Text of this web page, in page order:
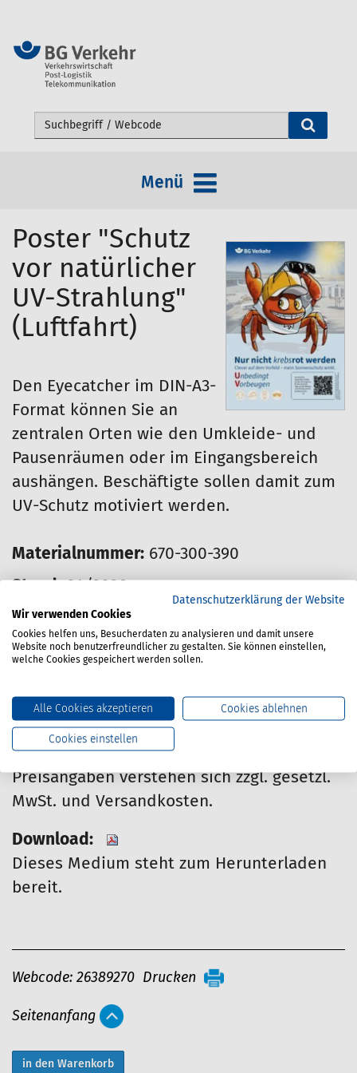
Webseite durchsuchen
Menü
Poster "Schutz
vor natürlicher
UV-Strahlung"
(Luftfahrt)
Den Eyecatcher im DIN-A3-
Format können Sie an
zentralen Orten wie den Umkleide- und
Pausenräumen oder im Eingangsbereich
aushängen. Beschäftigte sollen damit zum
UV-Schutz motiviert werden.
Materialnummer: 670-300-390
Stand: 04/2026
Preis für Mitglieder:
0.00 Euro
Dieser Artikel kann nur von Mitgliedern
bestellt werden.
Preisangaben verstehen sich zzgl. gesetzl.
MwSt. und Versandkosten.
Download:
Dieses Medium steht zum Herunterladen
bereit.
A
t
i
Webcode: 26389270 Drucken
Seitenanfang
Datenschutzerklärung der Website
Wir verwenden Cookies
Cookies helfen uns, Besucherdaten zu analysieren und damit unsere
Website noch benutzerfreundlicher zu gestalten. Sie können einstellen,
welche Cookies gespeichert werden sollen.
Alle Cookies akzeptieren Cookies ablehnen
Cookies einstellen